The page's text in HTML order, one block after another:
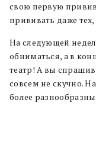
свою первую
прививать даже
На следующей
обниматься, а в
театр! А вы
совсем не скучно.
более